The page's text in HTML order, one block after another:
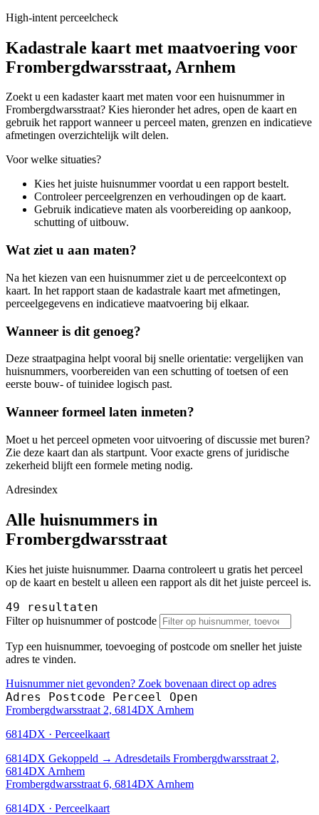
High-intent perceelcheck
Kadastrale kaart met maatvoering voor
Frombergdwarsstraat, Arnhem
Zoekt u een kadaster kaart met maten voor een huisnummer in
Frombergdwarsstraat? Kies hieronder het adres, open de kaart en
gebruik het rapport wanneer u perceel maten, grenzen en indicatieve
afmetingen overzichtelijk wilt delen.
Voor welke situaties?
Kies het juiste huisnummer voordat u een rapport bestelt.
Controleer perceelgrenzen en verhoudingen op de kaart.
Gebruik indicatieve maten als voorbereiding op aankoop,
schutting of uitbouw.
Wat ziet u aan maten?
Na het kiezen van een huisnummer ziet u de perceelcontext op
kaart. In het rapport staan de kadastrale kaart met afmetingen,
perceelgegevens en indicatieve maatvoering bij elkaar.
Wanneer is dit genoeg?
Deze straatpagina helpt vooral bij snelle orientatie: vergelijken van
huisnummers, voorbereiden van een schutting of toetsen of een
eerste bouw- of tuinidee logisch past.
Wanneer formeel laten inmeten?
Moet u het perceel opmeten voor uitvoering of discussie met buren?
Zie deze kaart dan als startpunt. Voor exacte grens of juridische
zekerheid blijft een formele meting nodig.
Adresindex
Alle huisnummers in
Frombergdwarsstraat
Kies het juiste huisnummer. Daarna controleert u gratis het perceel
op de kaart en bestelt u alleen een rapport als dit het juiste perceel is.
49 resultaten
Filter op huisnummer of postcode
Typ een huisnummer, toevoeging of postcode om sneller het juiste
adres te vinden.
Huisnummer niet gevonden? Zoek bovenaan direct op adres
Adres Postcode Perceel Open
Frombergdwarsstraat 2, 6814DX Arnhem
6814DX · Perceelkaart
6814DX Gekoppeld → Adresdetails Frombergdwarsstraat 2,
6814DX Arnhem
Frombergdwarsstraat 6, 6814DX Arnhem
6814DX · Perceelkaart